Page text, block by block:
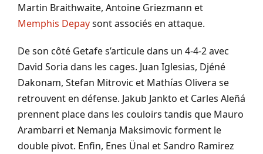
Martin Braithwaite, Antoine Griezmann et
Memphis Depaysont associés en attaque.
De son côté Getafe s’articule dans un 4-4-2 avec
David Soria dans les cages. Juan Iglesias, Djéné
Dakonam, Stefan Mitrovic et Mathías Olivera se
retrouvent en défense. Jakub Jankto et Carles Aleñá
prennent place dans les couloirs tandis que Mauro
Arambarri et Nemanja Maksimovic forment le
double pivot. Enfin, Enes Ünal et Sandro Ramirez